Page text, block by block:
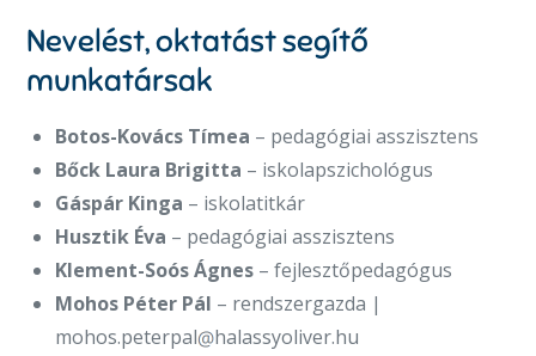
Nevelést, oktatást segítő
munkatársak
Botos-Kovács Tímea – pedagógiai asszisztens
Bőck Laura Brigitta – iskolapszichológus
Gáspár Kinga – iskolatitkár
Husztik Éva – pedagógiai asszisztens
Klement-Soós Ágnes – fejlesztőpedagógus
Mohos Péter Pál – rendszergazda |
mohos.peterpal
halassyoliver.hu